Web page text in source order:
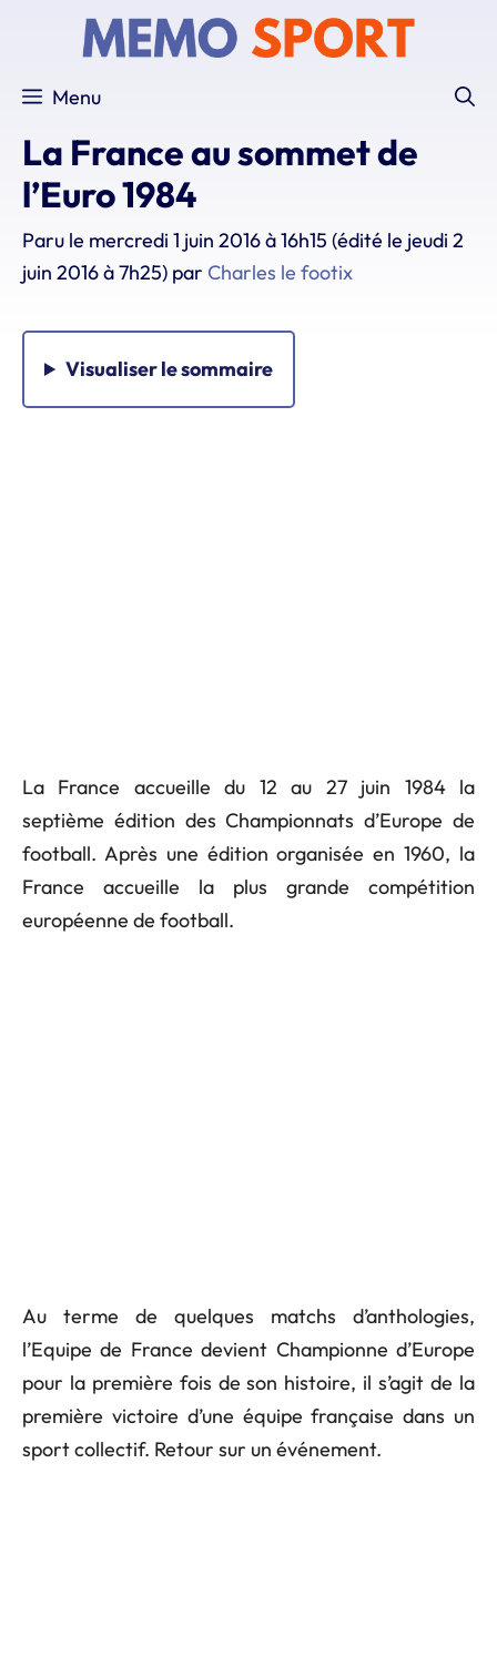
Menu
La France au sommet de
l’Euro 1984
Paru le mercredi 1 juin 2016 à 16h15 (édité le jeudi 2
juin 2016 à 7h25) par Charles le footix
Visualiserle sommaire
La France accueille du 12 au 27 juin 1984 la
septième édition des Championnats d’Europe de
football. Après une édition organisée en 1960, la
France accueille la plus grande compétition
européenne de football.
Au terme de quelques matchs d’anthologies,
l’Equipe de France devient Championne d’Europe
pour la première fois de son histoire, il s’agit de la
première victoire d’une équipe française dans un
sport collectif. Retour sur un événement.